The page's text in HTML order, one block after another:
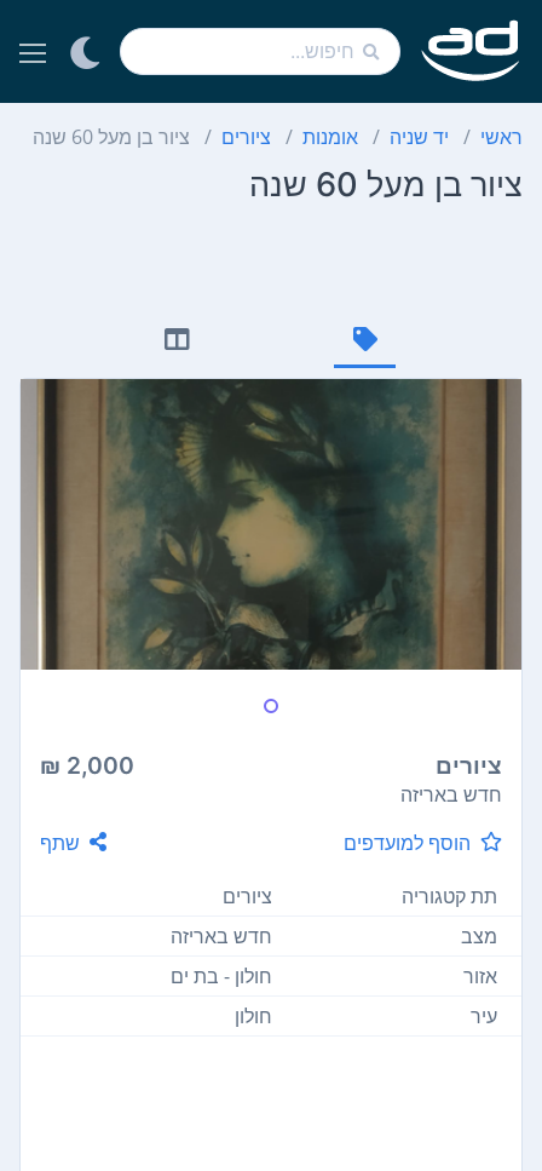
ראשי יד שניה אומנות ציורים ציור בן מעל 60 שנה
ציור בן מעל 60 שנה
ציורים 2,000 ₪
חדש באריזה
הוסף למועדפים
שתף
תת קטגוריה
ציורים
מצב
חדש באריזה
אזור
חולון - בת ים
עיר
חולון